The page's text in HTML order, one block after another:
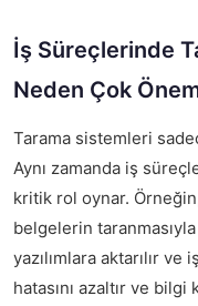
İş Süreçlerinde
Neden Çok
Tarama sistemleri
Aynı zamanda iş
kritik rol oynar.
belgelerin
yazılımlara aktarılır ve
hatasını azaltır ve